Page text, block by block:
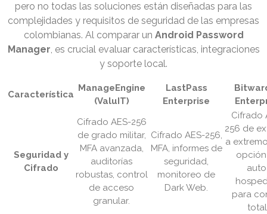
pero no todas las soluciones están diseñadas para las
complejidades y requisitos de seguridad de las empresas
colombianas. Al comparar un Android Password
Manager, es crucial evaluar características, integraciones
y soporte local.
Característica
ManageEngine
(ValuIT)
LastPass
Enterprise
Seguridad y
Cifrado
Cifrado AES-256
de grado militar,
MFA avanzada,
auditorías
robustas, control
de acceso
granular.
Cifrado AES-256,
MFA, informes de
seguridad,
monitoreo de
Dark Web.
Cifrado
256 de
a
para